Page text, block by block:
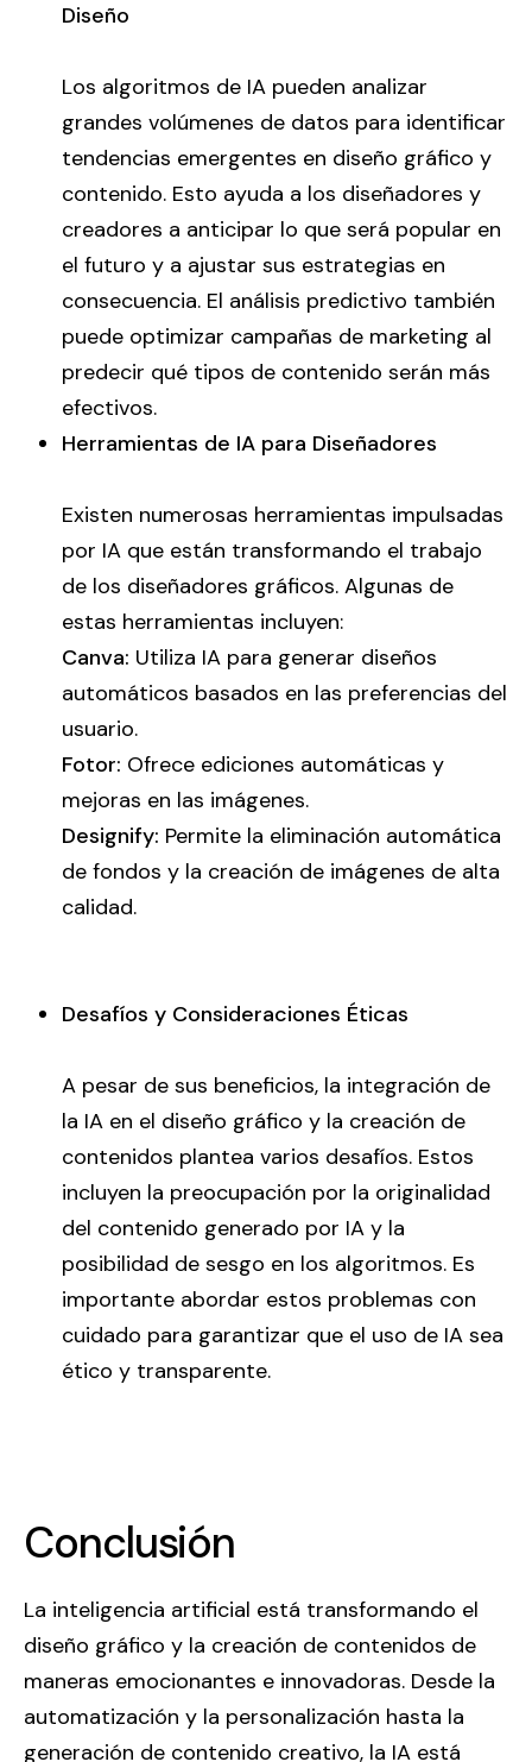
Diseño
Los algoritmos de IA pueden analizar
grandes volúmenes de datos para identificar
tendencias emergentes en diseño gráfico y
contenido. Esto ayuda a los diseñadores y
creadores a anticipar lo que será popular en
el futuro y a ajustar sus estrategias en
consecuencia. El análisis predictivo también
puede optimizar campañas de marketing al
predecir qué tipos de contenido serán más
efectivos.
Herramientas de IA para Diseñadores
Existen numerosas herramientas impulsadas
por IA que están transformando el trabajo
de los diseñadores gráficos. Algunas de
estas herramientas incluyen:
Canva: Utiliza IA para generar diseños
automáticos basados en las preferencias del
usuario.
Fotor: Ofrece ediciones automáticas y
mejoras en las imágenes.
Designify: Permite la eliminación automática
de fondos y la creación de imágenes de alta
calidad.
Desafíos y Consideraciones Éticas
A pesar de sus beneficios, la integración de
la IA en el diseño gráfico y la creación de
contenidos plantea varios desafíos. Estos
incluyen la preocupación por la originalidad
del contenido generado por IA y la
posibilidad de sesgo en los algoritmos. Es
importante abordar estos problemas con
cuidado para garantizar que el uso de IA sea
ético y transparente.
Conclusión
La inteligencia artificial está transformando el
diseño gráfico y la creación de contenidos de
maneras emocionantes e innovadoras. Desde la
automatización y la personalización hasta la
generación de contenido creativo, la IA está